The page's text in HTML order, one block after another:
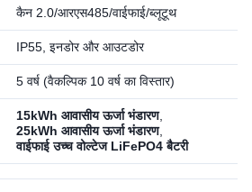
कैन 2.0/आरएस485/वाईफाई/ब्लूटूथ
IP55, इनडोर और आउटडोर
5 वर्ष (वैकल्पिक 10 वर्ष का विस्तार)
15kWh आवासीय ऊर्जा भंडारण,
25kWh आवासीय ऊर्जा भंडारण,
वाईफाई उच्च वोल्टेज LiFePO4 बैटरी